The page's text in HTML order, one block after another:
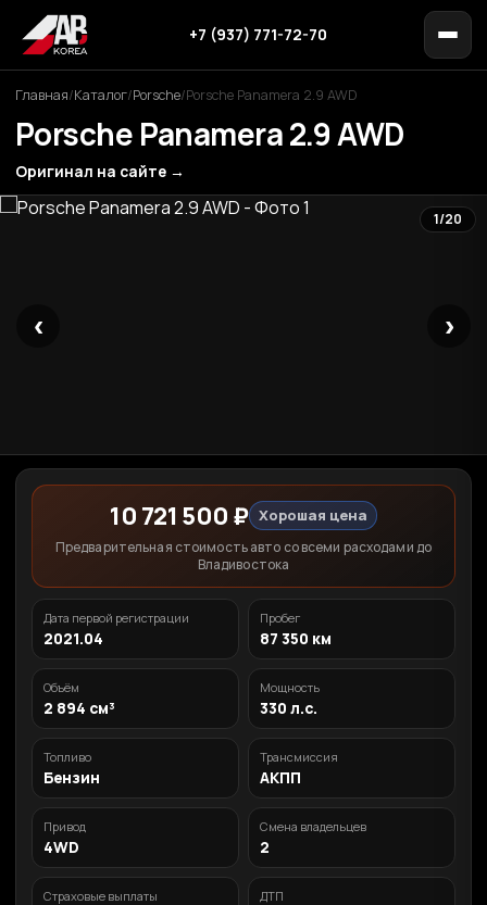
+7 (937) 771-72-70
Главная/Каталог/Porsche/Porsche Panamera 2.9 AWD
Porsche Panamera 2.9 AWD
Оригинал на сайте →
‹ ›
1/20
10 721 500 ₽ Хорошая цена
Предварительная стоимость авто со всеми расходами до
Владивостока
Дата первой регистрации
2021.04
Пробег
87 350 км
Объём
2 894 см³
Мощность
330 л.с.
Топливо
Бензин
Трансмиссия
АКПП
Привод
4WD
Смена владельцев
2
Страховые выплаты ДТП